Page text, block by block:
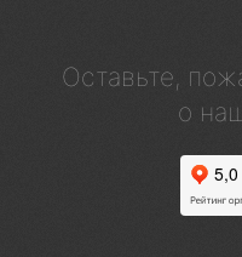
Оставьте,
о